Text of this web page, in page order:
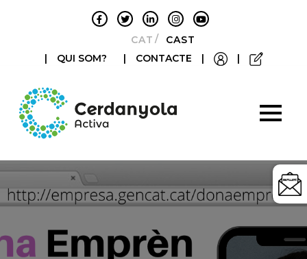
CATALÀCASTELLANO
|
QUI SOM? | CONTACTE | |